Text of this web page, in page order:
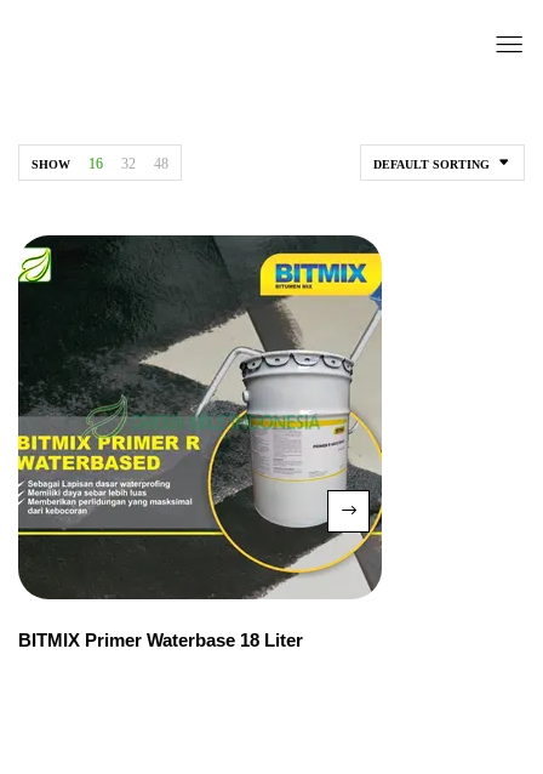
DEFAULT SORTING
SHOW 16 32 48
BITMIX Primer Waterbase 18 Liter